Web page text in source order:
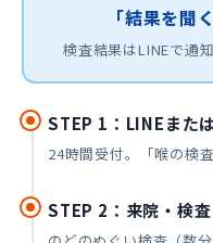
「結果を聞
検査結果はLINEで通
STEP 1：LINEまた
24時間受付。「喉の検
STEP 2：来院・検査